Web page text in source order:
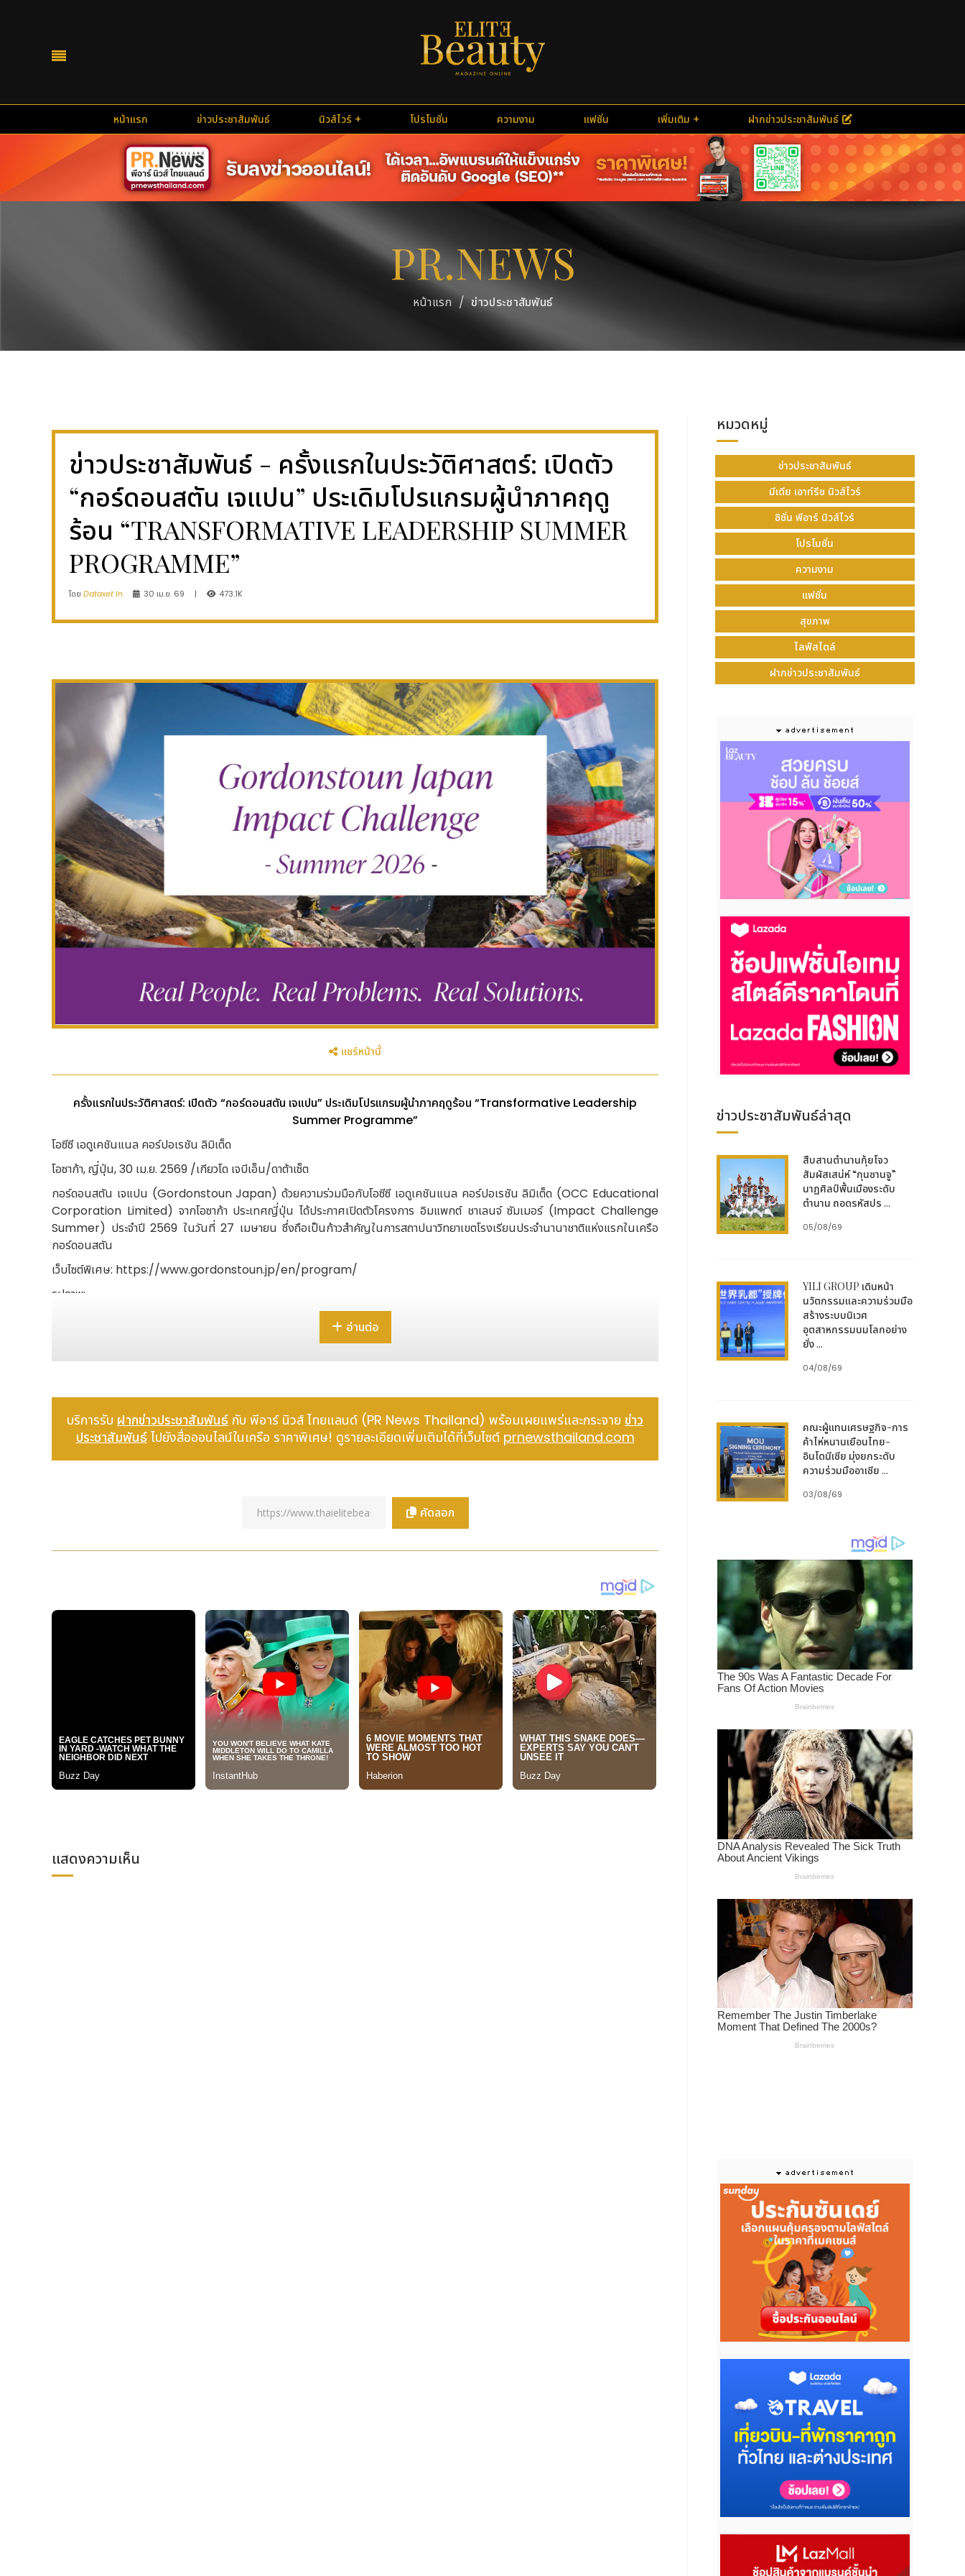
หน้าแรก ข่าวประชาสัมพันธ์ นิวส์ไวร์ โปรโมชั่น ความงาม แฟชั่น เพิ่มเติม ฝากข่าวประชาสัมพันธ์
PR.NEWS
หน้าแรก / ข่าวประชาสัมพันธ์
ข่าวประชาสัมพันธ์ - ครั้งแรกในประวัติศาสตร์: เปิดตัว
“กอร์ดอนสตัน เจแปน” ประเดิมโปรแกรมผู้นำภาคฤดู
ร้อน “TRANSFORMATIVE LEADERSHIP SUMMER
PROGRAMME”
โดย Dataxet In 30 เม.ย. 69 | 473.1K
แชร์หน้านี้
ครั้งแรกในประวัติศาสตร์: เปิดตัว “กอร์ดอนสตัน เจแปน” ประเดิมโปรแกรมผู้นำภาคฤดูร้อน “Transformative Leadership
Summer Programme”
โอซีซี เอดูเคชันแนล คอร์ปอเรชัน ลิมิเต็ด
โอซาก้า, ญี่ปุ่น, 30 เม.ย. 2569 /เกียวโด เจบีเอ็น/ดาต้าเซ็ต
กอร์ดอนสตัน เจแปน (Gordonstoun Japan) ด้วยความร่วมมือกับโอซีซี เอดูเคชันแนล คอร์ปอเรชัน ลิมิเต็ด (OCC Educational
Corporation Limited) จากโอซาก้า ประเทศญี่ปุ่น ได้ประกาศเปิดตัวโครงการ อิมแพกต์ ชาเลนจ์ ซัมเมอร์ (Impact Challenge
Summer) ประจำปี 2569 ในวันที่ 27 เมษายน ซึ่งถือเป็นก้าวสำคัญในการสถาปนาวิทยาเขตโรงเรียนประจำนานาชาติแห่งแรกในเครือ
กอร์ดอนสตัน
เว็บไซต์พิเศษ: https://www.gordonstoun.jp/en/program/
รูปภาพ:
https://cdn.kyodonewsprwire.jp/prwfile/release/M109071/202604207731/_prw_PI1fl_mg0nW980.png
กอร์ดอนสตันเป็นที่รู้จักอย่างกว้างขวาง ในฐานะสถาบันที่ได้รับความไว้วางใจในการถวายการศึกษาแก่ราชวงศ์อังกฤษหลายยุคสมัย อาทิ
สมเด็จพระเจ้าชาร์ลส์ที่ 3 และเจ้าชายฟิลิป ผู้ล่วงลับ โดยในครั้งนี้กอร์ดอนสตันได้นำปรัชญาการศึกษาระดับโลกมาเปิดสอนในต่างประเทศ
เป็นครั้งแรก ทั้งนี้ แม้วิทยาเขตหลักในวากายามะจะมีกำหนดเปิดทำการในช่วงฤดูร้อนปี 2570 แต่ทางโรงเรียนฯ จะเริ่มนำร่องด้วย
โปรแกรมภาคฤดูร้อนที่เน้นการฝึกทักษะผู้นำผ่านประสบการณ์จริง เพื่อให้สัมผัสบรรยากาศการเรียนรู้อย่างเต็มที่
บทใหม่ของการศึกษาระดับโลก กอร์ดอนสตันก่อตั้งขึ้นเมื่อปี 2477 และพร้อมแล้วที่จะถ่ายทอดปรัชญาอันเป็นหัวใจสำคัญของสถาบันฯ
อย่าง “Plus est en vous” (ในตัวคุณมีอะไรมากกว่าที่คิด) สู่เวทีสากล โดย “โครงการ อิมแพกต์ ชาเลนจ์ ซัมเมอร์” จะฉีกกฎการเรียนรู้
ไฮไลต์ของโปรแกรม
ชื่อโครงการ: อิมแพกต์ ชาเลนจ์ ซัมเมอร์ ประจำปี 2569
อ่านต่อ
บริการรับ ฝากข่าวประชาสัมพันธ์ กับ พีอาร์ นิวส์ ไทยแลนด์ (PR News Thailand) พร้อมเผยแพร่และกระจาย ข่าว
ประชาสัมพันธ์ไปยังสื่อออนไลน์ในเครือ ราคาพิเศษ! ดูรายละเอียดเพิ่มเติมได้ที่เว็บไซต์ prnewsthailand.com
คัดลอก
แสดงความเห็น
หมวดหมู่
ข่าวประชาสัมพันธ์
มีเดีย เอาท์รีช นิวส์ไวร์
ซิชั่น พีอาร์ นิวส์ไวร์
โปรโมชั่น
ความงาม
แฟชั่น
สุขภาพ
ไลฟ์สไตล์
ฝากข่าวประชาสัมพันธ์
ข่าวประชาสัมพันธ์ล่าสุด
สืบสานตำนานกุ้ยโจว
สัมผัสเสน่ห์ “กุนซานจู”
นาฏศิลป์พื้นเมืองระดับ
ตำนาน ถอดรหัสปร ...
05/08/69
YILI GROUP เดินหน้า
นวัตกรรมและความร่วมมือ
สร้างระบบนิเวศ
อุตสาหกรรมนมโลกอย่าง
ยั่ง ...
04/08/69
คณะผู้แทนเศรษฐกิจ-การ
ค้าไห่หนานเยือนไทย-
อินโดนีเซีย มุ่งยกระดับ
ความร่วมมืออาเซีย ...
03/08/69